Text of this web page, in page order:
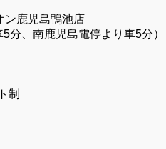
ン鹿児島鴨池店
分、南鹿児島電停より車5分）
制